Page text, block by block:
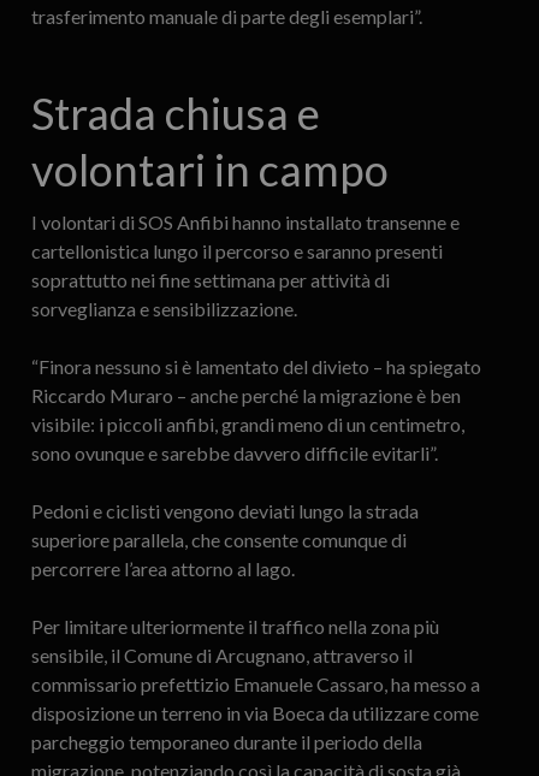
trasferimento manuale di parte degli esemplari”.
Strada chiusa e
volontari in campo
I volontari di SOS Anfibi hanno installato transenne e
cartellonistica lungo il percorso e saranno presenti
soprattutto nei fine settimana per attività di
sorveglianza e sensibilizzazione.
“Finora nessuno si è lamentato del divieto – ha spiegato
Riccardo Muraro – anche perché la migrazione è ben
visibile: i piccoli anfibi, grandi meno di un centimetro,
sono ovunque e sarebbe davvero difficile evitarli”.
Pedoni e ciclisti vengono deviati lungo la strada
superiore parallela, che consente comunque di
percorrere l’area attorno al lago.
Per limitare ulteriormente il traffico nella zona più
sensibile, il Comune di Arcugnano, attraverso il
commissario prefettizio Emanuele Cassaro, ha messo a
disposizione un terreno in via Boeca da utilizzare come
parcheggio temporaneo durante il periodo della
migrazione, potenziando così la capacità di sosta già